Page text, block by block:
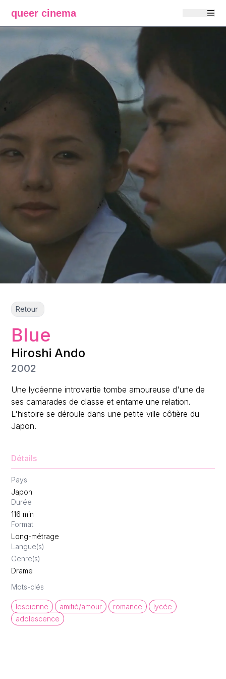
queer cinema
Retour
Blue
Hiroshi Ando
2002
Une lycéenne introvertie tombe amoureuse d'une de
ses camarades de classe et entame une relation.
L'histoire se déroule dans une petite ville côtière du
Japon.
Détails
Pays
Japon
Durée
116 min
Format
Long-métrage
Langue(s)
Genre(s)
Drame
Mots-clés
lesbienne amitié/amour romance
lycée
adolescence